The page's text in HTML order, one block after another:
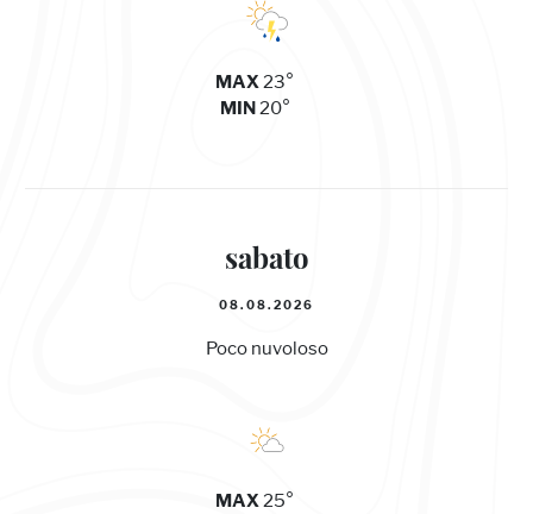
MAX23°
MIN20°
sabato
08.08.2026
Poco nuvoloso
MAX25°